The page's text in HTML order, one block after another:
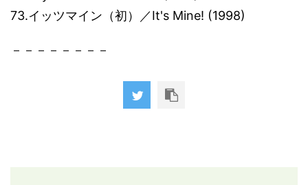
73.イッツマイン（初）／It's Mine! (1998)
－－－－－－－－